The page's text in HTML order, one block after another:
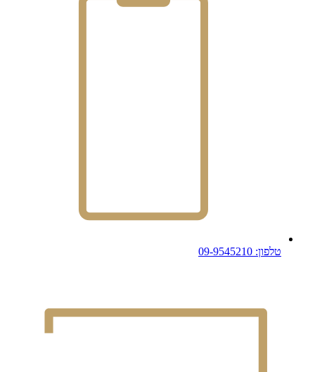
טלפון: 09-9545210